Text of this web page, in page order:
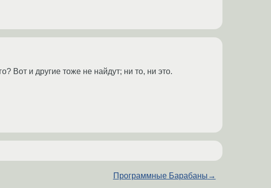
Вот и другие тоже не найдут; ни то, ни это.
Программные Барабаны →